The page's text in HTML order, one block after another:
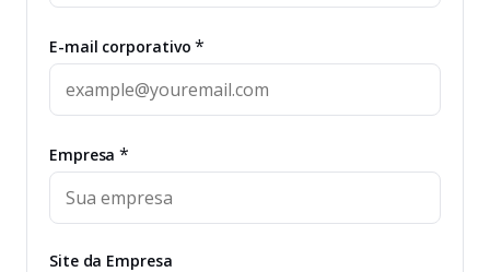
E-mail corporativo*
Empresa*
Site da Empresa